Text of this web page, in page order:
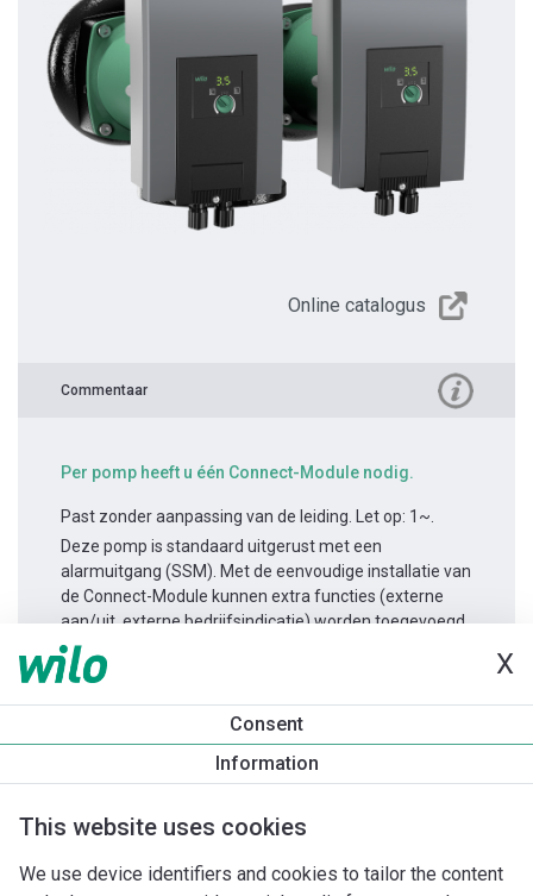
X
Consent
Information
This website uses cookies
We use device identifiers and cookies to tailor the content
Online catalogus
Commentaar
Per pomp heeft u één Connect-Module nodig.
Past zonder aanpassing van de leiding. Let op: 1~.
Deze pomp is standaard uitgerust met een
alarmuitgang (SSM). Met de eenvoudige installatie van
de Connect-Module kunnen extra functies (externe
aan/uit, externe bedrijfsindicatie) worden toegevoegd.
Productinformatie
Yonos MAXO-D 80/0,5-12 PN6